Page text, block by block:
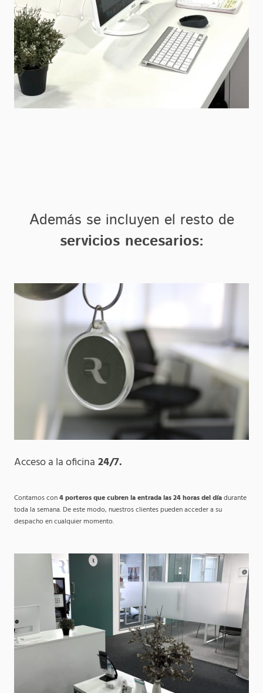
Además se incluyen el resto de
servicios necesarios:
Acceso a la oficina 24/7.
Contamos con4 porteros que cubren la entrada las 24 horas del díadurante
toda la semana. De este modo, nuestros clientes pueden acceder a su
despacho en cualquier momento.